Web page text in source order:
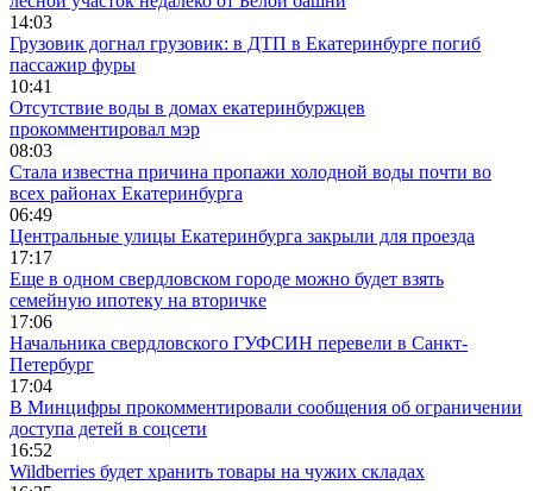
14:03
Грузовик догнал грузовик: в ДТП в Екатеринбурге погиб
пассажир фуры
10:41
Отсутствие воды в домах екатеринбуржцев
прокомментировал мэр
08:03
Стала известна причина пропажи холодной воды почти во
всех районах Екатеринбурга
06:49
Центральные улицы Екатеринбурга закрыли для проезда
17:17
Еще в одном свердловском городе можно будет взять
семейную ипотеку на вторичке
17:06
Начальника свердловского ГУФСИН перевели в Санкт-
Петербург
17:04
В Минцифры прокомментировали сообщения об ограничении
доступа детей в соцсети
16:52
Wildberries будет хранить товары на чужих складах